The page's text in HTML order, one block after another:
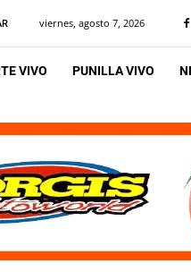
viernes, agosto 7, 2026
VIVO PUNILLA VIVO